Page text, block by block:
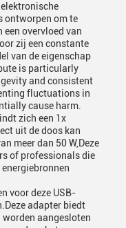
ontworpen om te
een overvloed van
zij een constante
van de eigenschap
is particularly
and consistent
fluctuations in
cause harm.
zich een 1x
uit de doos kan
meer dan 50 W,Deze
of professionals die
voor deze USB-
adapter biedt
aangesloten